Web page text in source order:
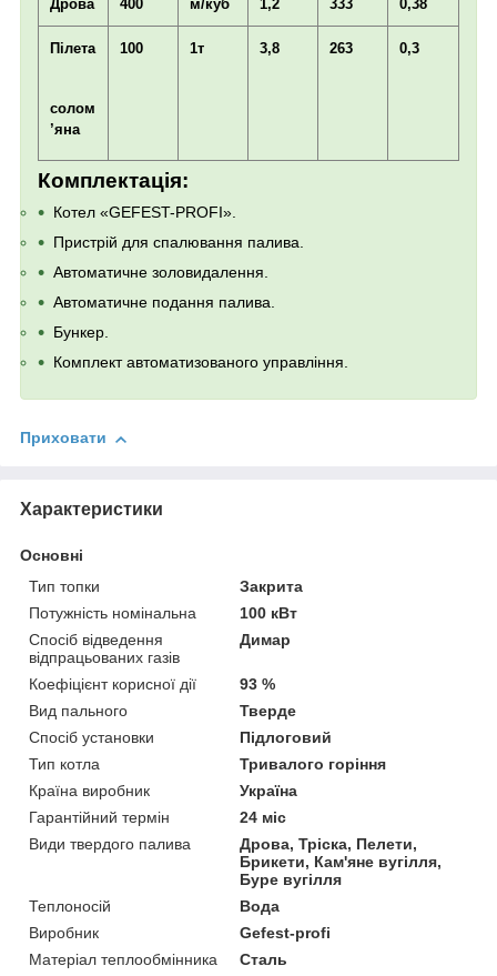
Дрова 400 м/куб 1,2 333 0,38
Пілета
солом
’яна
100 1т 3,8 263 0,3
Комплектація:
Котел «GEFEST-PROFI».
Пристрій для спалювання палива.
Автоматичне золовидалення.
Автоматичне подання палива.
Бункер.
Комплект автоматизованого управління.
Приховати
Характеристики
Основні
Тип топки
Закрита
Потужність номінальна
100 кВт
Спосіб відведення
відпрацьованих газів
Димар
Коефіцієнт корисної дії
93 %
Вид пального
Тверде
Спосіб установки
Підлоговий
Тип котла
Тривалого горіння
Країна виробник
Україна
Гарантійний термін
24 міс
Види твердого палива
Дрова, Тріска, Пелети,
Брикети, Кам'яне вугілля,
Буре вугілля
Теплоносій
Вода
Виробник
Gefest-profi
Матеріал теплообмінника
Сталь